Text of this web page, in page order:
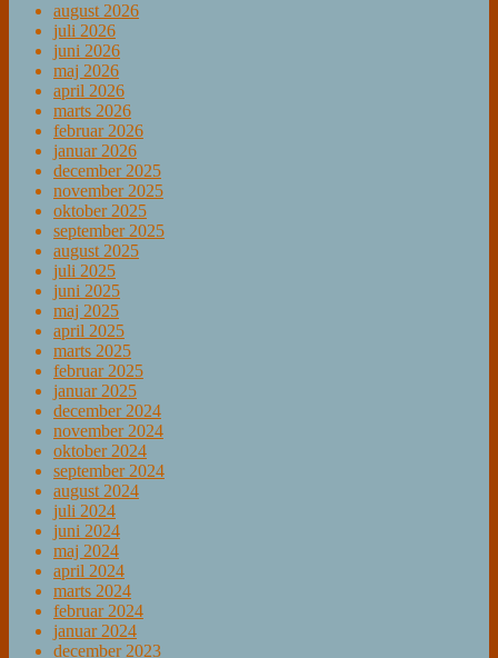
august 2026
juli 2026
juni 2026
maj 2026
april 2026
marts 2026
februar 2026
januar 2026
december 2025
november 2025
oktober 2025
september 2025
august 2025
juli 2025
juni 2025
maj 2025
april 2025
marts 2025
februar 2025
januar 2025
december 2024
november 2024
oktober 2024
september 2024
august 2024
juli 2024
juni 2024
maj 2024
april 2024
marts 2024
februar 2024
januar 2024
december 2023